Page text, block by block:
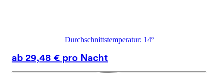
Durchschnittstemperatur: 14º
ab 29,48 € pro Nacht